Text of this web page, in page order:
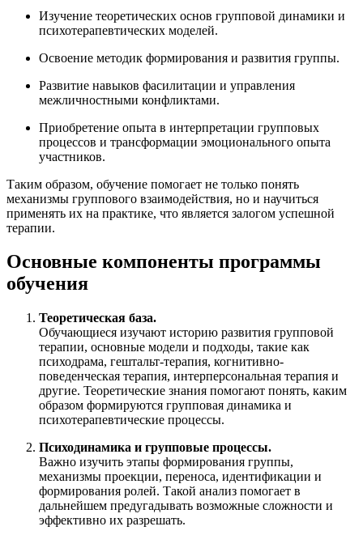
Изучение теоретических основ групповой динамики и
психотерапевтических моделей.
Освоение методик формирования и развития группы.
Развитие навыков фасилитации и управления
межличностными конфликтами.
Приобретение опыта в интерпретации групповых
процессов и трансформации эмоционального опыта
участников.
Таким образом, обучение помогает не только понять
механизмы группового взаимодействия, но и научиться
применять их на практике, что является залогом успешной
терапии.
Основные компоненты программы
обучения
Теоретическая база.
Обучающиеся изучают историю развития групповой
терапии, основные модели и подходы, такие как
психодрама, гештальт-терапия, когнитивно-
поведенческая терапия, интерперсональная терапия и
другие. Теоретические знания помогают понять, каким
образом формируются групповая динамика и
психотерапевтические процессы.
Психодинамика и групповые процессы.
Важно изучить этапы формирования группы,
механизмы проекции, переноса, идентификации и
формирования ролей. Такой анализ помогает в
дальнейшем предугадывать возможные сложности и
эффективно их разрешать.